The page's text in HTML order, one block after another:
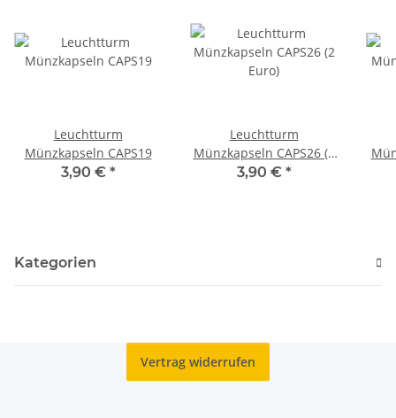
Leuchtturm
Münzkapseln CAPS19
3,90 € *
Leuchtturm
Münzkapseln CAPS26 (2
Euro)
3,90 € *
Kategorien
Vertrag widerrufen